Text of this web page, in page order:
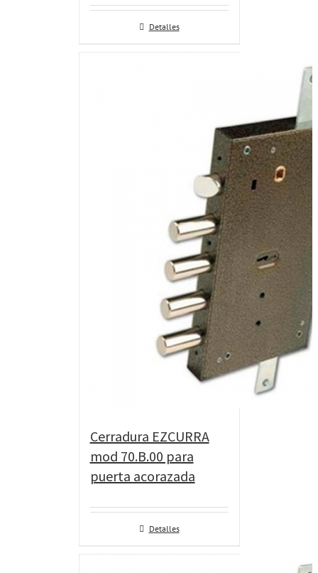
Detalles
Cerradura EZCURRA
mod 70.B.00 para
puerta acorazada
Detalles